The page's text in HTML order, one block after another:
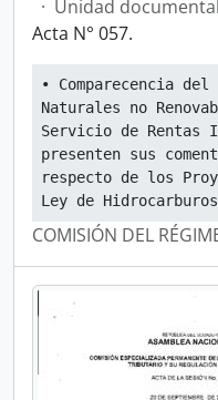
· Unidad
Acta N° 057.
• Comparecencia
Naturales no
Servicio de Rentas
presenten sus
respecto de los
Ley de
COMISIÓN DEL